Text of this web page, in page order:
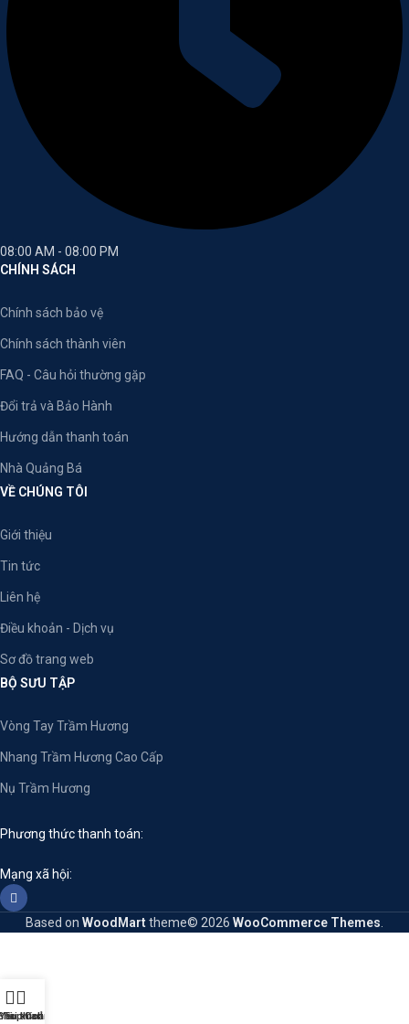
08:00 AM - 08:00 PM
CHÍNH SÁCH
Chính sách bảo vệ
Chính sách thành viên
FAQ - Câu hỏi thường gặp
Đổi trả và Bảo Hành
Hướng dẫn thanh toán
Nhà Quảng Bá
VỀ CHÚNG TÔI
Giới thiệu
Tin tức
Liên hệ
Điều khoản - Dịch vụ
Sơ đồ trang web
BỘ SƯU TẬP
Vòng Tay Trầm Hương
Nhang Trầm Hương Cao Cấp
Nụ Trầm Hương
Phương thức thanh toán:
Mạng xã hội:
Based on WoodMarttheme© 2026 WooCommerce Themes
thích
Cart
Tài khoản của tôi